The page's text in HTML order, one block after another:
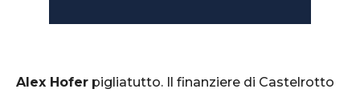
Alex Hofer pigliatutto. Il finanziere di Castelrotto